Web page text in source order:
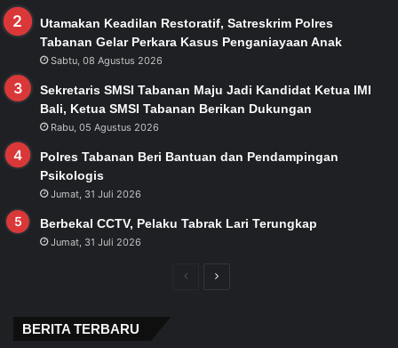
Utamakan Keadilan Restoratif, Satreskrim Polres
Tabanan Gelar Perkara Kasus Penganiayaan Anak
Sabtu, 08 Agustus 2026
Sekretaris SMSI Tabanan Maju Jadi Kandidat Ketua IMI
Bali, Ketua SMSI Tabanan Berikan Dukungan
Rabu, 05 Agustus 2026
Polres Tabanan Beri Bantuan dan Pendampingan
Psikologis
Jumat, 31 Juli 2026
Berbekal CCTV, Pelaku Tabrak Lari Terungkap
Jumat, 31 Juli 2026
PreviousNext
BERITA TERBARU